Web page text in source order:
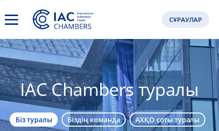
СҰРАУЛАР
IAC Chambers туралы
Біз туралы Біздің команда
АХҚО соты туралы